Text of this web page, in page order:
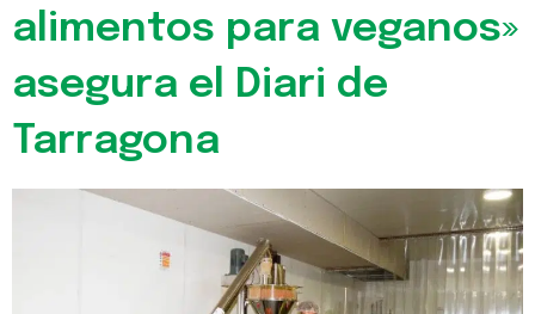
alimentos para veganos»
asegura el Diari de
Tarragona